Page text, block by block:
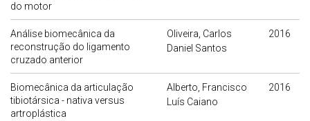
do motor
Análise biomecânica da
reconstrução do ligamento
cruzado anterior
Oliveira, Carlos
Daniel Santos
2016
Biomecânica da articulação
tibiotársica - nativa versus
artroplástica
Alberto, Francisco
Luís Caiano
2016